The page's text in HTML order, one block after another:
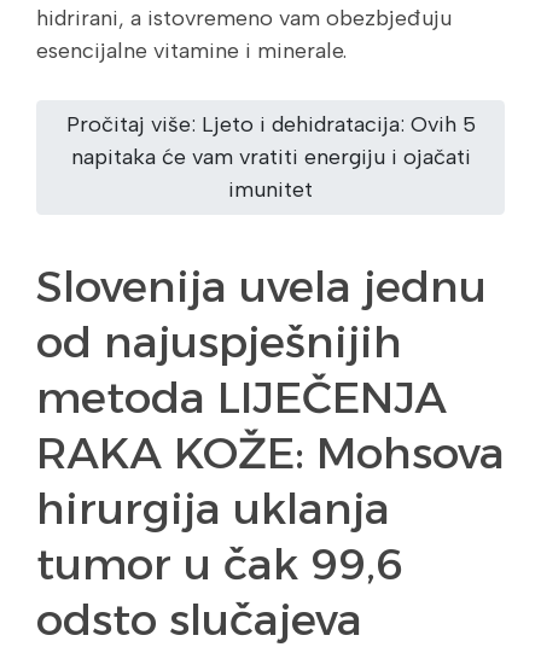
hidrirani, a istovremeno vam obezbjeđuju
esencijalne vitamine i minerale.
Pročitaj više: Ljeto i dehidratacija: Ovih 5
napitaka će vam vratiti energiju i ojačati
imunitet
Slovenija uvela jednu
od najuspješnijih
metoda LIJEČENJA
RAKA KOŽE: Mohsova
hirurgija uklanja
tumor u čak 99,6
odsto slučajeva